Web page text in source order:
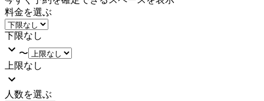
料金を選ぶ
下限なし
〜
上限なし
人数を選ぶ